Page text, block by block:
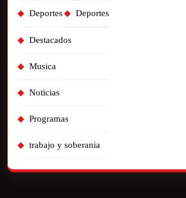
Deportes Deportes
Destacados
Musica
Noticias
Programas
trabajo y soberania